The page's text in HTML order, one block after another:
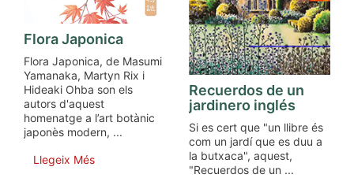
Flora Japonica
Flora Japonica, de Masumi
Yamanaka, Martyn Rix i
Hideaki Ohba son els
autors d'aquest
homenatge a l’art botànic
japonès modern, ...
Llegeix Més
Recuerdos de un
jardinero inglés
Si es cert que "un llibre és
com un jardí que es duu a
la butxaca", aquest,
"Recuerdos de un ...